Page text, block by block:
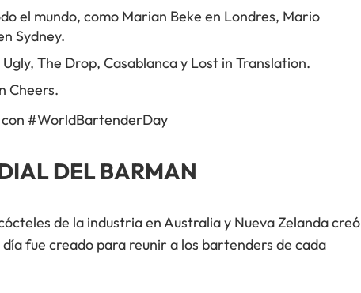
el mundo, como Marian Beke en Londres, Mario
Sydney.
The Drop, Casablanca y Lost in Translation.
Cheers.
con #WorldBartenderDay
DEL BARMAN
de la industria en Australia y Nueva Zelanda creó
fue creado para reunir a los bartenders de cada